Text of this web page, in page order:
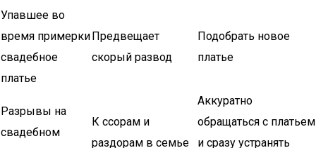
Упавшее во
время примерки
свадебное
платье
Предвещает
скорый развод
Подобрать новое
платье
Разрывы на
свадебном
К ссорам и
раздорам в семье
Аккуратно
обращаться с платьем
и сразу устранять